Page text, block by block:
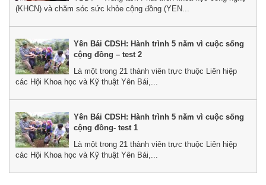
(KHCN) và chăm sóc sức khỏe cộng đồng (YEN...
Yên Bái CDSH: Hành trình 5 năm vì cuộc sống
cộng đồng – test 2
Là một trong 21 thành viên trực thuộc Liên hiệp
các Hội Khoa học và Kỹ thuật Yên Bái,...
Yên Bái CDSH: Hành trình 5 năm vì cuộc sống
cộng đồng- test 1
Là một trong 21 thành viên trực thuộc Liên hiệp
các Hội Khoa học và Kỹ thuật Yên Bái,...